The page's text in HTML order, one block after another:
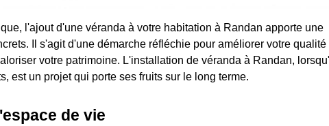
l'ajout d'une véranda à votre habitation à Randan apporte une
Il s'agit d'une démarche réfléchie pour améliorer votre qualité
votre patrimoine. L'installation de véranda à Randan,
est un projet qui porte ses fruits sur le long terme.
de vie